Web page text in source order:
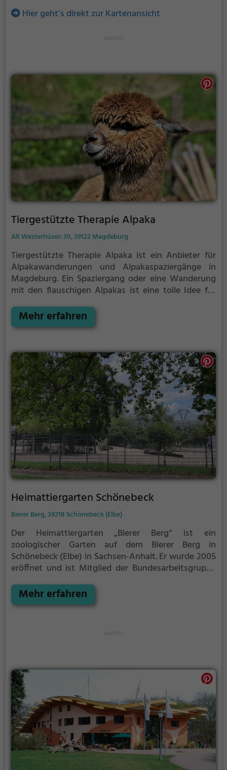
Hier geht’s direkt zur Kartenansicht
Tiergestützte Therapie Alpaka
Alt Westerhüsen 30, 39122 Magdeburg
Tiergestützte Therapie Alpaka ist ein Anbieter für
Alpakawanderungen und Alpakaspaziergänge in
Magdeburg. Ein Spaziergang oder eine Wanderung
mit den flauschigen Alpakas ist eine tolle Idee für
Familie. Die kuscheligen Tiere strahlen eine
unheimliche Ruhe aus und werden daher auch
Mehr erfahren
Heimattiergarten Schönebeck
Bierer Berg, 39218 Schönebeck (Elbe)
Der Heimattiergarten „Bierer Berg“ ist ein
zoologischer Garten auf dem Bierer Berg in
Schönebeck (Elbe) in Sachsen-Anhalt. Er wurde 2005
eröffnet und ist Mitglied der Bundesarbeitsgruppe
Tierparkgesellschaft (DTG). Der Zoo zeigt 260 Tiere
in 52 Tierarten (Stand: 2016).
Mehr erfahren